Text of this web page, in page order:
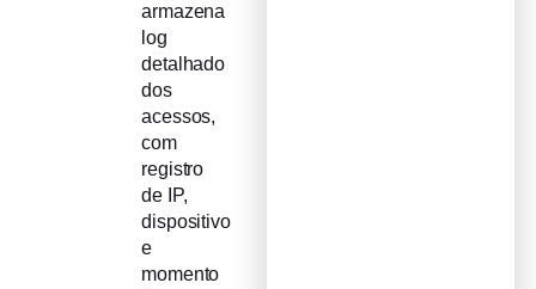
armazena
log
detalhado
dos
acessos,
com
registro
de IP,
dispositivo
e
momento